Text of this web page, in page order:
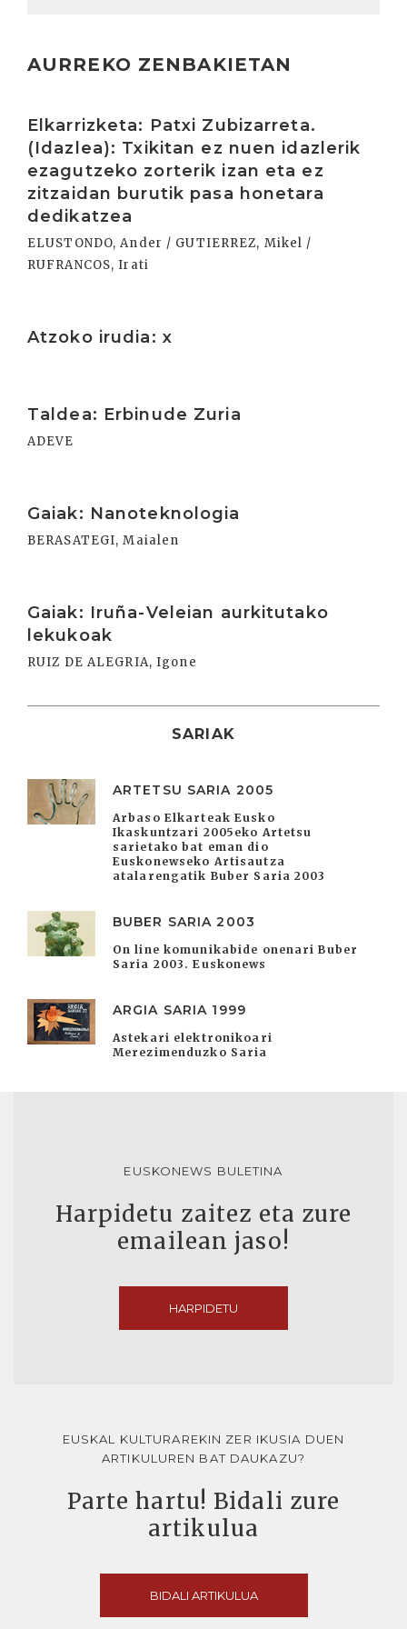
AURREKO ZENBAKIETAN
Elkarrizketa: Patxi Zubizarreta.
(Idazlea): Txikitan ez nuen idazlerik
ezagutzeko zorterik izan eta ez
zitzaidan burutik pasa honetara
dedikatzea
ELUSTONDO, Ander / GUTIERREZ, Mikel /
RUFRANCOS, Irati
Atzoko irudia: x
Taldea: Erbinude Zuria
ADEVE
Gaiak: Nanoteknologia
BERASATEGI, Maialen
Gaiak: Iruña-Veleian aurkitutako
lekukoak
RUIZ DE ALEGRIA, Igone
SARIAK
ARTETSU SARIA 2005
Arbaso Elkarteak Eusko
Ikaskuntzari 2005eko Artetsu
sarietako bat eman dio
Euskonewseko Artisautza
atalarengatik Buber Saria 2003
BUBER SARIA 2003
On line komunikabide onenari Buber
Saria 2003. Euskonews
ARGIA SARIA 1999
Astekari elektronikoari
Merezimenduzko Saria
EUSKONEWS BULETINA
Harpidetu zaitez eta zure
emailean jaso!
HARPIDETU
EUSKAL KULTURAREKIN ZER IKUSIA DUEN
ARTIKULUREN BAT DAUKAZU?
Parte hartu! Bidali zure
artikulua
BIDALI ARTIKULUA